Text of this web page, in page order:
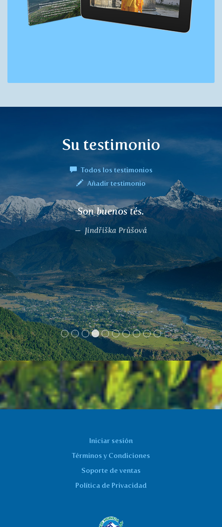
Su testimonio
Todos los testimonios
Añadir testimonio
Son buenos tés.
Jindřiška Průšová
Iniciar sesión
Términos y Condiciones
Soporte de ventas
Política de Privacidad